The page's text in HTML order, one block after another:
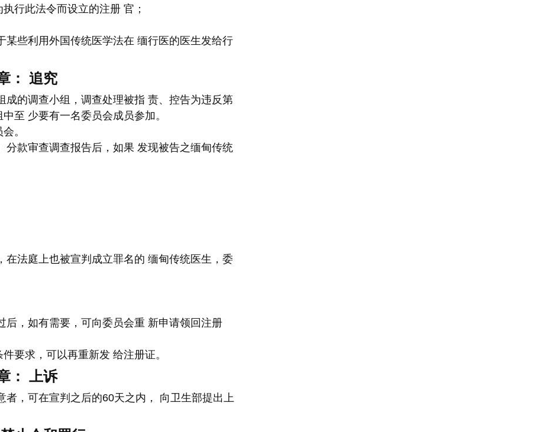
行此法令而设立的注册 官；
些利用外国传统医学法在 缅行医的医生发给行
： 追究
的调查小组，调查处理被指 责、控告为违反第
至 少要有一名委员会成员参加。
。
款审查调查报告后，如果 发现被告之缅甸传统
法庭上也被宣判成立罪名的 缅甸传统医生，委
，如有需要，可向委员会重 新申请领回注册
要求，可以再重新发 给注册证。
： 上诉
，可在宣判之后的60天之内， 向卫生部提出上